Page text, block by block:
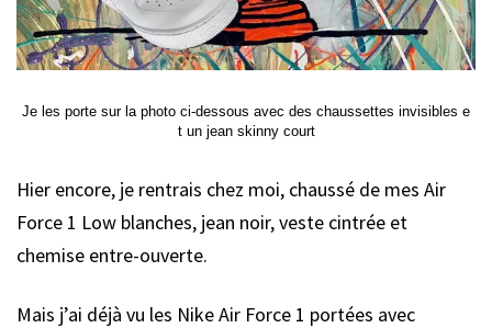
Je les porte sur la photo ci-dessous avec des chaussettes invisibles e
t un jean skinny court
Hier encore, je rentrais chez moi, chaussé de mes Air
Force 1 Low blanches, jean noir, veste cintrée et
chemise entre-ouverte.
Mais j’ai déjà vu les Nike Air Force 1 portées avec